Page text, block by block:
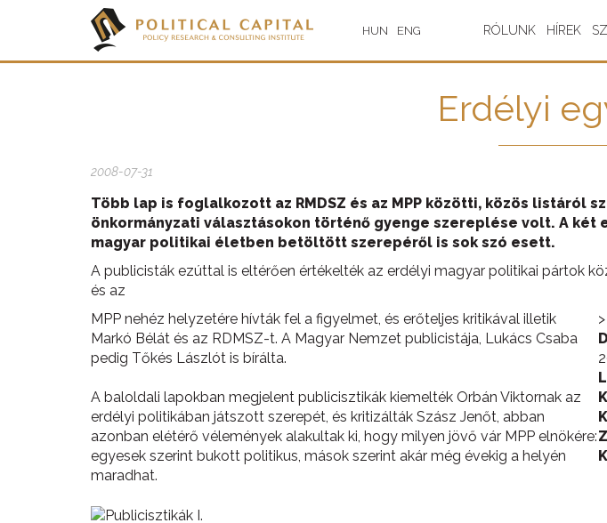
HUN ENG RÓLUNK HÍREK
Erdélyi
2008-07-31
Több lap is foglalkozott az RMDSZ és az MPP közötti, közös listáról
önkormányzati választásokon történő gyenge szereplése volt. A
magyar politikai életben betöltött szerepéről is sok szó esett.
A publicisták ezúttal is eltérően értékelték az erdélyi magyar politikai pártok
és az
MPP nehéz helyzetére hívták fel a figyelmet, és erőteljes kritikával illetik
Markó Bélát és az RDMSZ-t. A Magyar Nemzet publicistája, Lukács Csaba
pedig Tőkés Lászlót is bírálta.
A baloldali lapokban megjelent publicisztikák kiemelték Orbán Viktornak az
erdélyi politikában játszott szerepét, és kritizálták Szász Jenőt, abban
azonban elétérő vélemények alakultak ki, hogy milyen jövő vár MPP elnökére:
egyesek szerint bukott politikus, mások szerint akár még évekig a helyén
maradhat.